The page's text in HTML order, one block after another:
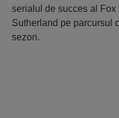
serialul de succes al
Sutherland pe parcursul
sezon.